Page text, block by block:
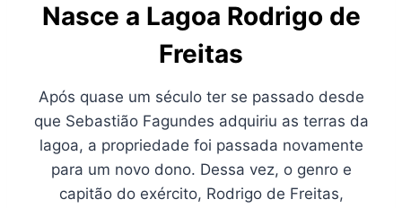
Nasce a Lagoa Rodrigo de
Freitas
Após quase um século ter se passado desde
que Sebastião Fagundes adquiriu as terras da
lagoa, a propriedade foi passada novamente
para um novo dono. Dessa vez, o genro e
capitão do exército, Rodrigo de Freitas,